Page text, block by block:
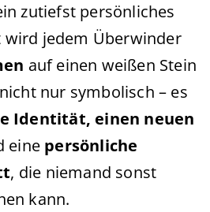
zutiefst persönliches
wird jedem Überwinder
auf einen weißen Stein
nur symbolisch – es
Identität, einen neuen
eine persönliche
, die niemand sonst
kann.